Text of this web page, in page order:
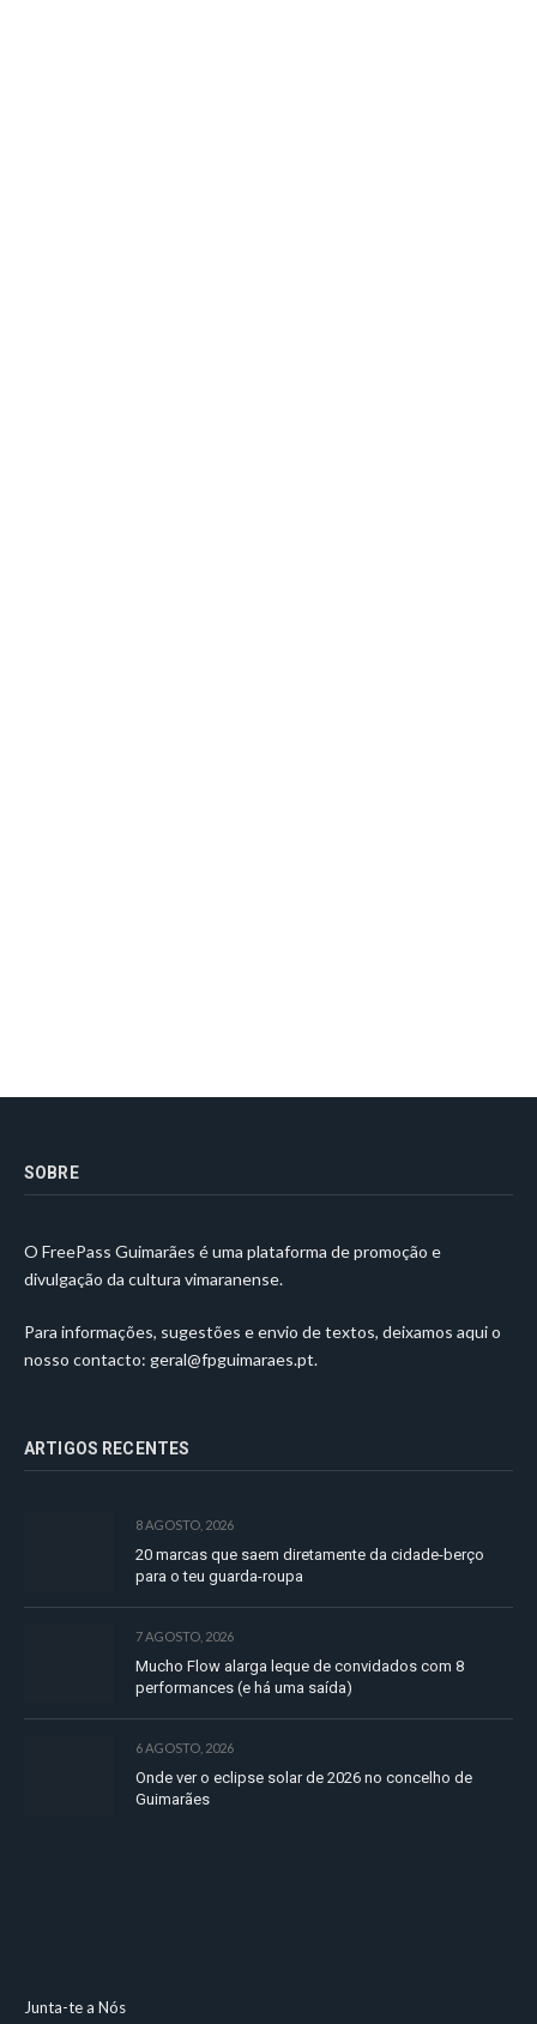
SOBRE
O FreePass Guimarães é uma plataforma de promoção e
divulgação da cultura vimaranense.
Para informações, sugestões e envio de textos, deixamos aqui o
nosso contacto: geral@fpguimaraes.pt.
ARTIGOS RECENTES
8 AGOSTO, 2026
20 marcas que saem diretamente da cidade-berço
para o teu guarda-roupa
7 AGOSTO, 2026
Mucho Flow alarga leque de convidados com 8
performances (e há uma saída)
6 AGOSTO, 2026
Onde ver o eclipse solar de 2026 no concelho de
Guimarães
Junta-te a Nós